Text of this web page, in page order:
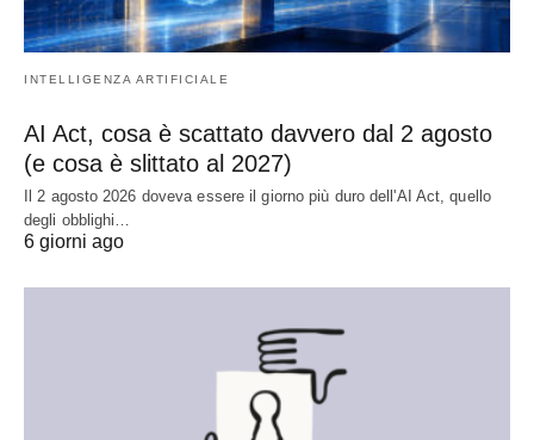
INTELLIGENZA ARTIFICIALE
AI Act, cosa è scattato davvero dal 2 agosto
(e cosa è slittato al 2027)
Il 2 agosto 2026 doveva essere il giorno più duro dell'AI Act, quello
degli obblighi…
6 giorni ago